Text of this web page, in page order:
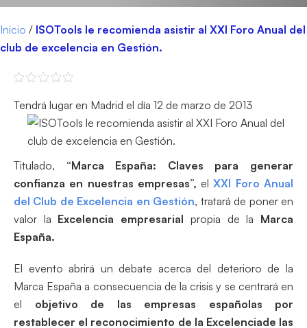
Inicio / ISOTools le recomienda asistir al XXI Foro Anual del
club de excelencia en Gestión.
Tendrá lugar en Madrid el día 12 de marzo de 2013
Titulado, “Marca España: Claves para generar
confianza en nuestras empresas”, elXXI Foro Anual
del Club de Excelencia en Gestión, tratará de poner en
valor la Excelencia empresarial propia de la Marca
España.
El evento abrirá un debate acerca del deterioro de la
Marca España a consecuencia de la crisis y se centrará en
el objetivo de las empresas españolas por
restablecer el reconocimiento de la Excelenciade las